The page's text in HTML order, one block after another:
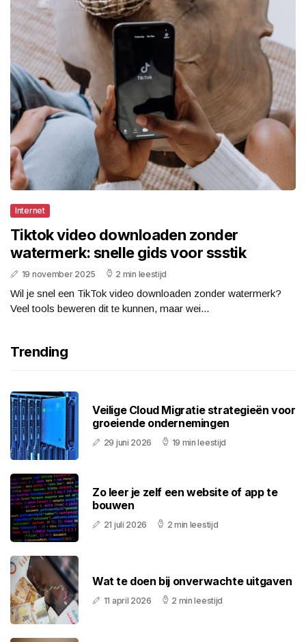
Internet
Tiktok video downloaden zonder
watermerk: snelle gids voor ssstik
19 november 2025 2 min leestijd
Wil je snel een TikTok video downloaden zonder watermerk?
Veel tools beweren dit te kunnen, maar wei...
Trending
Veilige Cloud Migratie strategieën voor
groeiende ondernemingen
29 juni 2026 19 min leestijd
Zo leer je zelf een website of app te
bouwen
21 juli 2026 2 min leestijd
Wat te doen bij onverwachte uitgaven
11 april 2026 2 min leestijd